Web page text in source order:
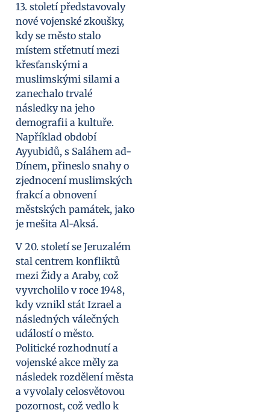
13. století představovaly
nové vojenské zkoušky,
kdy se město stalo
místem střetnutí mezi
křesťanskými a
muslimskými silami a
zanechalo trvalé
následky na jeho
demografii a kultuře.
Například období
Ayyubidů, s Saláhem ad-
Dínem, přineslo snahy o
zjednocení muslimských
frakcí a obnovení
městských památek, jako
je mešita Al-Aksá.
V 20. století se Jeruzalém
stal centrem konfliktů
mezi Židy a Araby, což
vyvrcholilo v roce 1948,
kdy vznikl stát Izrael a
následných válečných
událostí o město.
Politické rozhodnutí a
vojenské akce měly za
následek rozdělení města
a vyvolaly celosvětovou
pozornost, což vedlo k